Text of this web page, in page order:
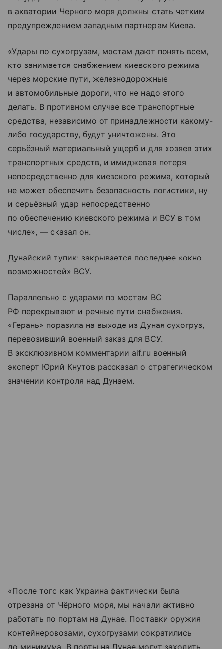
в акватории Черного моря должны стать четким
предупреждением западным партнерам Киева.
«Удары по сухогрузам, мостам дают понять всем,
кто занимается снабжением киевского режима
через морские пути, железнодорожные
и автомобильные дороги, что не надо этого
делать. В противном случае все транспортные
средства, независимо от принадлежности какому-
либо государству, будут уничтожены. Это
серьёзный материальный ущерб и для хозяев этих
транспортных средств, и имиджевая потеря
непосредственно для киевского режима, который
не может обеспечить безопасность логистики, ну
и серьёзный удар непосредственно
по обеспечению киевского режима и ВСУ в том
числе», — сказал он.
Дунайский тупик: закрывается последнее «окно
возможностей» ВСУ.
Параллельно с ударами по мостам ВС
РФ перекрывают и речные пути снабжения.
«Герань» поразила на выходе из Дуная сухогруз,
перевозивший военный заказ для ВСУ.
В эксклюзивном комментарии aif.ru военный
эксперт Юрий Кнутов рассказал о стратегическом
значении контроля над Дунаем.
«После того как Украина фактически была
отрезана от Чёрного моря, мы начали активно
работать по портам на Дунае. Поставки оружия
контейнеровозами, сухогрузами сократились
до минимума. В порты на Дунае могут заходить